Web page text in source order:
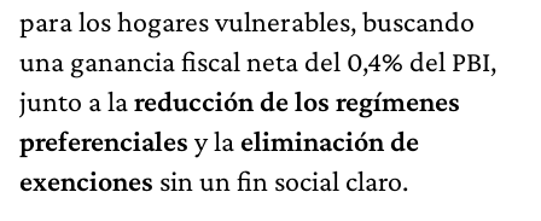
para los hogares vulnerables, buscando
una ganancia fiscal neta del 0,4% del PBI,
junto a lareducción de los regímenes
preferenciales y la eliminación de
exenciones sin un fin social claro.